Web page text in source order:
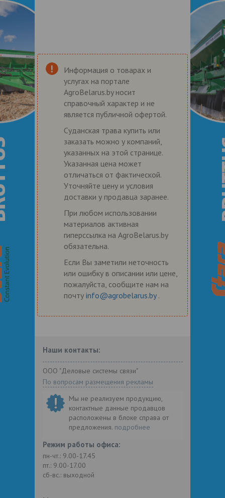
Информация о товарах и
услугах на портале
AgroBelarus.by носит
справочный характер и не
является публичной офертой.
Суданская трава купить или
заказать можно у компаний,
указанных на этой странице.
Указанная цена может
отличаться от фактической.
Уточняйте цену и условия
доставки у продавца заранее.
При любом использовании
материалов активная
гиперссылка на AgroBelarus.by
обязательна.
Если Вы заметили неточность
или ошибку в описании или цене,
пожалуйста, сообщите нам на
почту info@agrobelarus.by .
Наши контакты:
ООО "Деловые системы связи"
По вопросам размещения рекламы
Мы не реализуем продукцию,
контактные данные продавцов
расположены в блоке справа от
предложения. подробнее
Режим работы офиса:
пн-чт.: 9.00-17.45
пт.: 9.00-17.00
сб-вс.: выходной